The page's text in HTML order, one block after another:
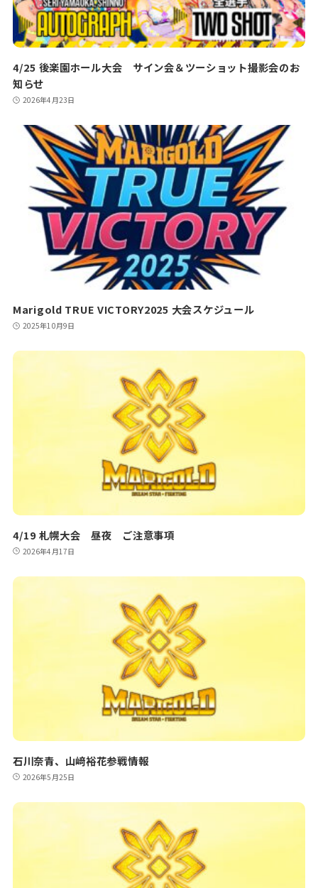
4/25 後楽園ホール大会 サイン会＆ツーショット撮影会のお
知らせ
2026年4月23日
Marigold TRUE VICTORY2025 大会スケジュール
2025年10月9日
4/19 札幌大会 昼夜 ご注意事項
2026年4月17日
石川奈青、山﨑裕花参戦情報
2026年5月25日